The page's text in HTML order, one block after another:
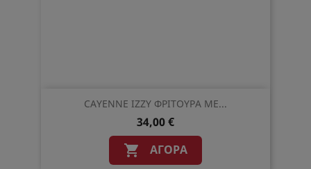
CAYENNE IZZY ΦΡΙΤΟΥΡΑ ΜΕ...
34,00 €
 ΑΓΟΡΆ